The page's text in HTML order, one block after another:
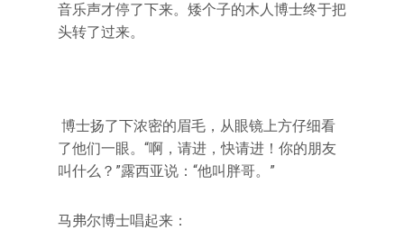
音乐声才停了下来。矮个子的木人博士终于把
头转了过来。
博士扬了下浓密的眉毛，从眼镜上方仔细看
了他们一眼。“啊，请进，快请进！你的朋友
叫什么？”露西亚说：“他叫胖哥。”
马弗尔博士唱起来：